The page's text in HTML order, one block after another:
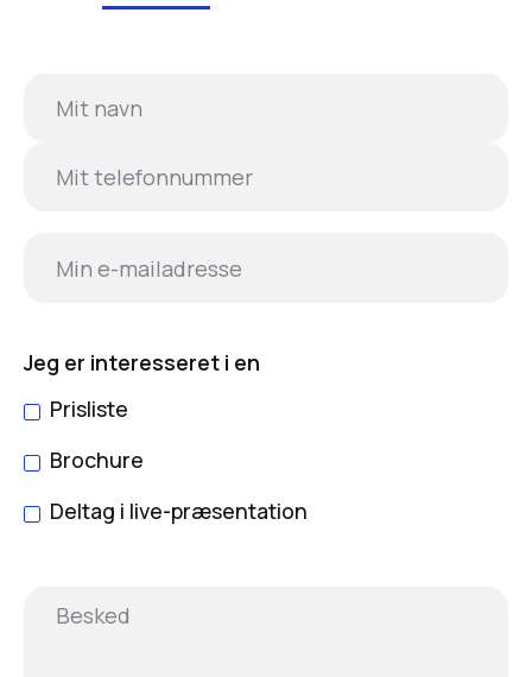
Jeg er interesseret i en
Prisliste
Brochure
Deltag i live-præsentation